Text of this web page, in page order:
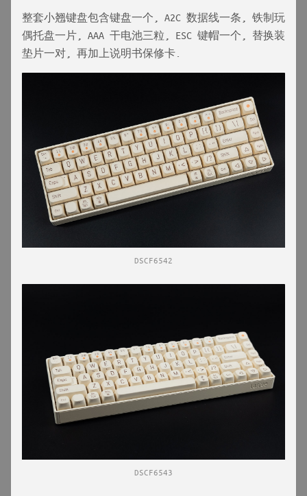
整套小翘键盘包含键盘一个, A2C 数据线一条, 铁制玩
偶托盘一片, AAA 干电池三粒, ESC 键帽一个, 替换装
垫片一对, 再加上说明书保修卡.
DSCF6542
DSCF6543